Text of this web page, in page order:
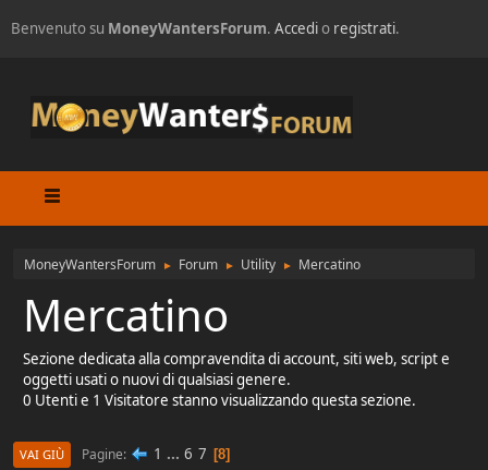
Benvenuto su MoneyWantersForum. Accedio registrati.
MoneyWantersForum ► Forum ► Utility ► Mercatino
Mercatino
Sezione dedicata alla compravendita di account, siti web, script e
oggetti usati o nuovi di qualsiasi genere.
0 Utenti e 1 Visitatore stanno visualizzando questa sezione.
VAI GIÙ Pagine 1 ... 6 7 8